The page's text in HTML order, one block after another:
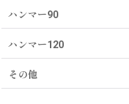
ハンマー90
ハンマー120
その他